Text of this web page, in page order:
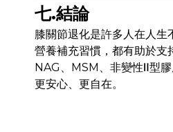
七.結論
膝關節退化是許多人在人
營養補充習慣，都有助於支
NAG、MSM、非變性Ⅱ型
更安心、更自在。